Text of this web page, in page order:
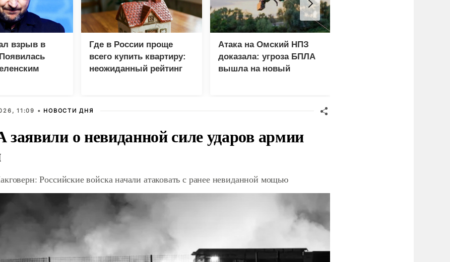
взрыв в
Где в России проще
всего купить квартиру:
неожиданный рейтинг
Атака на Омский НПЗ
доказала: угроза БПЛА
вышла на новый
11:09 • НОВОСТИ ДНЯ
о невиданной силе ударов армии
Российские войска начали атаковать с ранее невиданной мощью